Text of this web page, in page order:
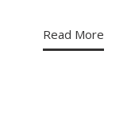
Read More